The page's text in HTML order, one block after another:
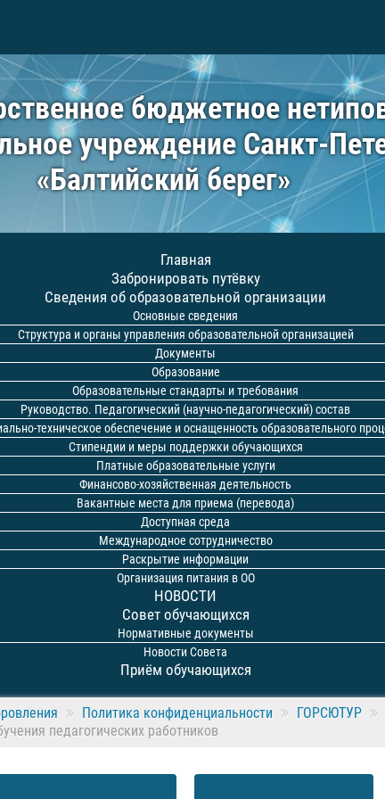
бюджетное
учреждение Санкт-
«Балтийский берег»
Главная
Забронировать путёвку
Сведения об образовательной организации
Основные сведения
Структура и органы управления образовательной организацией
Документы
Образование
Образовательные стандарты и требования
Руководство. Педагогический (научно-педагогический) состав
техническое обеспечение и оснащенность образовательного
Стипендии и меры поддержки обучающихся
Платные образовательные услуги
Финансово-хозяйственная деятельность
Вакантные места для приема (перевода)
Доступная среда
Международное сотрудничество
Раскрытие информации
Организация питания в ОО
НОВОСТИ
Совет обучающихся
Нормативные документы
Новости Совета
Приём обучающихся
Политика конфиденциальности
ГОРСЮТУР
педагогических работников